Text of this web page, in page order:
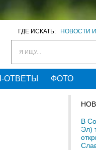
ГДЕ ИСКАТЬ: НОВОСТИ
Я ИЩУ...
ОТВЕТЫ ФОТО
В
Эл)